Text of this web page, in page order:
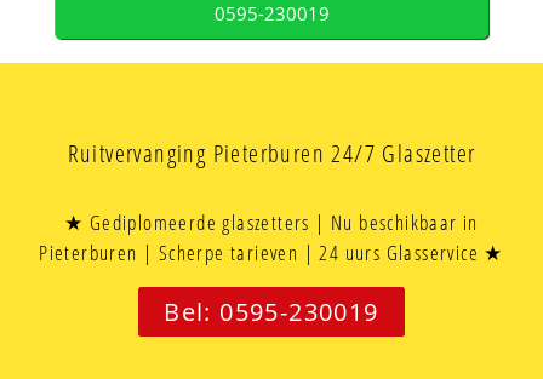
0595-230019
Ruitvervanging Pieterburen 24/7 Glaszetter
★ Gediplomeerde glaszetters | Nu beschikbaar in
Pieterburen | Scherpe tarieven | 24 uurs Glasservice ★
Bel: 0595-230019